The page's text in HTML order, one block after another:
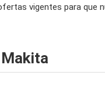
vigentes para que